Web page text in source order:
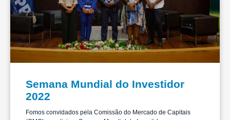
Semana Mundial do Investidor
2022
Fomos convidados pela Comissão do Mercado de Capitais